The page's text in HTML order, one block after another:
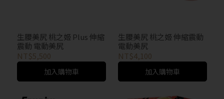
生腰美尻 桃之姬 Plus 伸縮
震動 電動美尻
NT$5,500
加入購物車
生腰美尻 桃之姬 伸縮震動
電動美尻
NT$4,100
加入購物車